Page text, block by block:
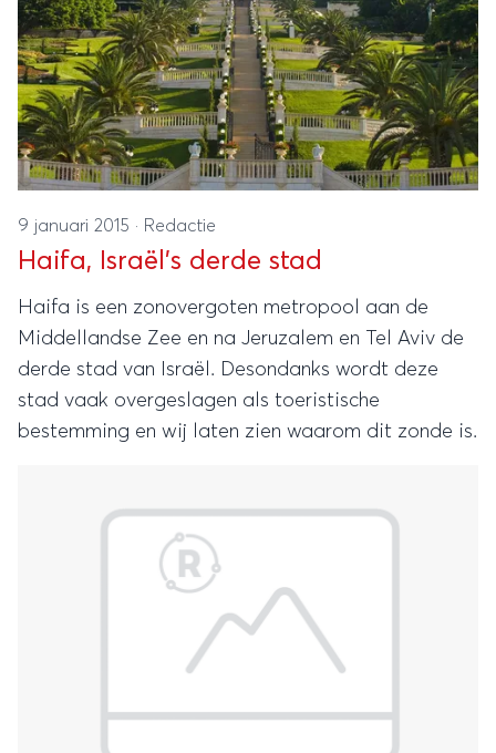
9 januari 2015 · Redactie
Haifa, Israël's derde stad
Haifa is een zonovergoten metropool aan de
Middellandse Zee en na Jeruzalem en Tel Aviv de
derde stad van Israël. Desondanks wordt deze
stad vaak overgeslagen als toeristische
bestemming en wij laten zien waarom dit zonde is.